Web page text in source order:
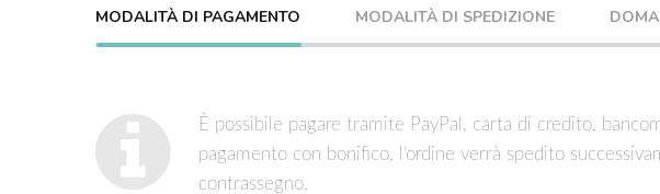
MODALITÀ DI PAGAMENTO MODALITÀ DI SPEDIZIONE
È possibile pagare tramite PayPal, carta di credito,
pagamento con bonifico, l’ordine verrà spedito
contrassegno.